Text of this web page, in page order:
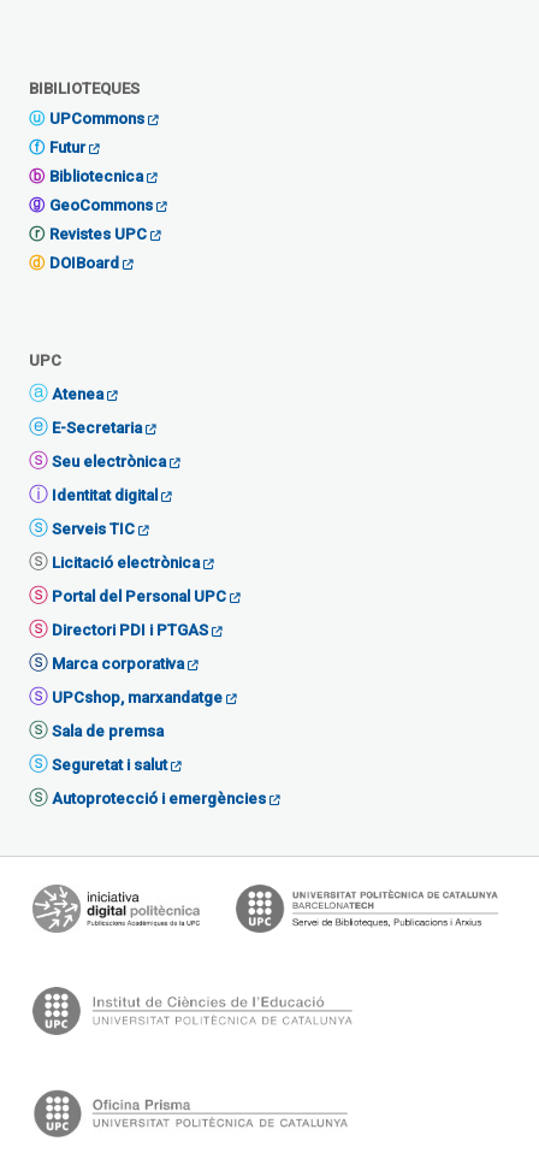
BIBILIOTEQUES
UPCommons
Futur
Bibliotecnica
GeoCommons
Revistes UPC
DOIBoard
UPC
Atenea
E-Secretaria
Seu electrònica
Identitat digital
Serveis TIC
Licitació electrònica
Portal del Personal UPC
Directori PDI i PTGAS
Marca corporativa
UPCshop, marxandatge
Sala de premsa
Seguretat i salut
Autoprotecció i emergències